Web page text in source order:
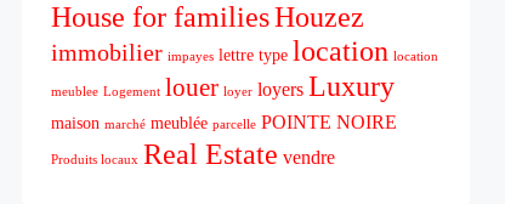
House for familiesHouzez
immobilier impayes lettre type location location
meublee Logement louer loyer loyers Luxury
maison marché meublée parcelle POINTE NOIRE
Produits locaux Real Estate vendre